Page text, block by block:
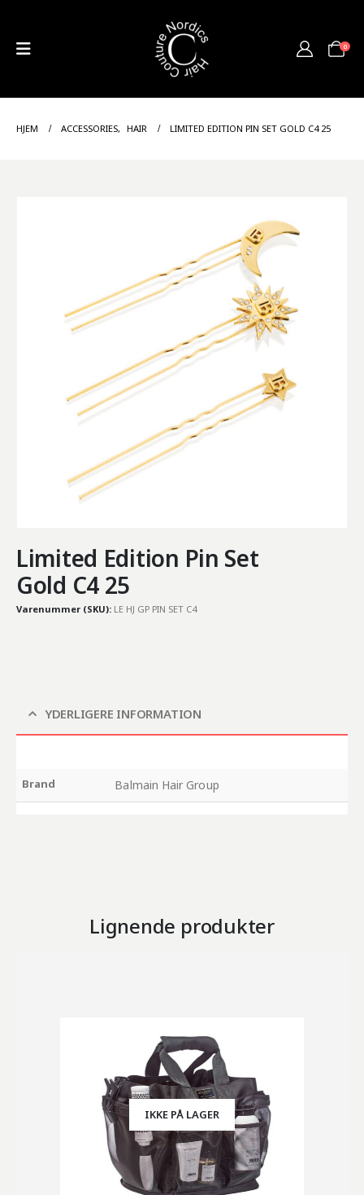
0
HJEM ACCESSORIES, HAIR LIMITED EDITION PIN SET GOLD C4 25
Limited Edition Pin Set
Gold C4 25
Varenummer (SKU): LE HJ GP PIN SET C4
YDERLIGERE INFORMATION
Brand Balmain Hair Group
Lignende produkter
IKKE PÅ LAGER